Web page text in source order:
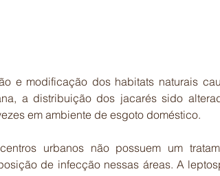
e modificação dos habitats naturais
a distribuição dos jacarés sido
em ambiente de esgoto doméstico.
urbanos não possuem um
de infecção nessas áreas. A